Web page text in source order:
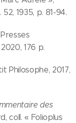
52,‎ 1935, p. 81-94.
176 p.
Philosophe, 2017,
des
coll. « Folioplus